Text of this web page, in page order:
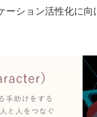
ション活性化に向